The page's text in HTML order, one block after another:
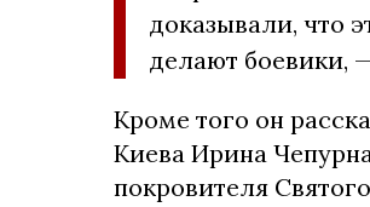
доказывали, что
делают боевики,
Кроме того он
Киева Ирина
покровителя